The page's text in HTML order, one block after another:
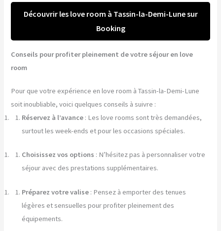
Découvrir les love room à Tassin-la-Demi-Lune sur
Booking
Conseils pour profiter pleinement de votre séjour en love
room
Pour que votre expérience en love room à Tassin-la-Demi-Lune
soit inoubliable, voici quelques conseils à suivre :
Réservez à l’avance : Les love rooms sont très demandées,
surtout les week-ends et pour les occasions spéciales.
Choisissez vos options : N’hésitez pas à personnaliser votre
séjour avec des prestations supplémentaires.
Préparez votre valise : Pensez à emporter des tenues
légères et sensuelles pour profiter pleinement des
équipements.